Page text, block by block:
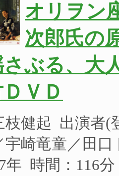
オリヲン
次郎氏の
ぶる、大
ＶＤ
枝健起 出演者(
宇崎竜童／田
年 時間：116